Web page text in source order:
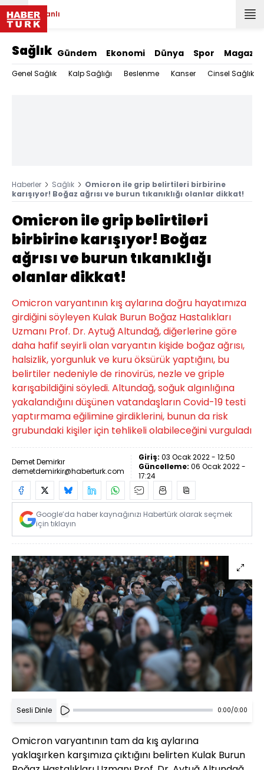
Canlı
Sağlık Gündem Ekonomi Dünya Spor Magazin
Genel Sağlık Kalp Sağlığı Beslenme Kanser Cinsel Sağlık
Haberler Sağlık
Omicron ile grip belirtileri birbirine
karışıyor! Boğaz ağrısı ve burun tıkanıklığı olanlar dikkat!
Omicron ile grip belirtileri
birbirine karışıyor! Boğaz
ağrısı ve burun tıkanıklığı
olanlar dikkat!
Omicron varyantının kış aylarına doğru hayatımıza
girdiğini söyleyen Kulak Burun Boğaz Hastalıkları
Uzmanı Prof. Dr. Aytuğ Altundağ, diğerlerine göre
daha hafif seyirli olan varyantın kişide boğaz ağrısı,
halsizlik, yorgunluk ve kuru öksürük yaptığını, bu
belirtiler nedeniyle de rinovirüs, nezle ve griple
karışabildiğini söyledi. Altundağ, soğuk algınlığına
yakalandığını düşünen vatandaşların Covid-19 testi
yaptırmama eğilimine girdiklerini, bunun da risk
grubundaki kişiler için tehlikeli olabileceğini vurguladı
Demet Demirkır
demetdemirkir@haberturk.com
Giriş: 03 Ocak 2022 - 12:50
Güncelleme: 06 Ocak 2022 -
17:24
Google’da haber kaynağınızı Habertürk olarak seçmek
için tıklayın
Sesli Dinle 0:00/0:00
Omicron varyantının tam da kış aylarına
yaklaşırken karşımıza çıktığını belirten Kulak Burun